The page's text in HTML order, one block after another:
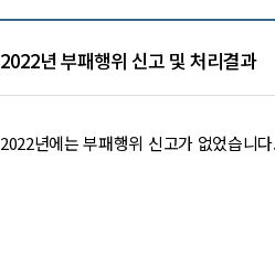
2022년 부패행위 신고 및 처리결과
2022년에는 부패행위 신고가 없었습니다.